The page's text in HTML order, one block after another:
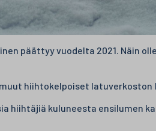
päättyy vuodelta 2021.
muut hiihtokelpoiset
hiihtäjiä kuluneesta ensilumen